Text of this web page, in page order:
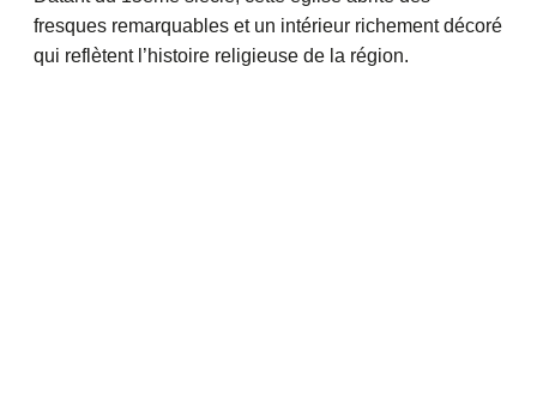
fresques remarquables et un intérieur richement décoré
qui reflètent l’histoire religieuse de la région.